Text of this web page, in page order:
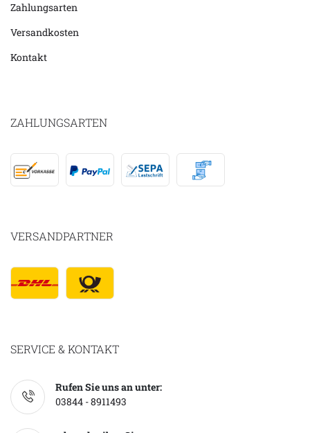
Zahlungsarten
Versandkosten
Kontakt
ZAHLUNGSARTEN
VERSANDPARTNER
SERVICE & KONTAKT
Rufen Sie uns an unter:
03844 - 8911493